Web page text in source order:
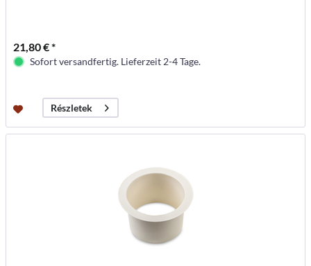
21,80 € *
Sofort versandfertig. Lieferzeit 2-4 Tage.
Részletek